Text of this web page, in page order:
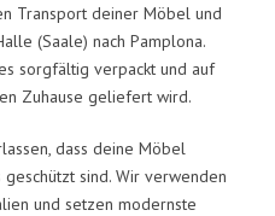
Transport deiner Möbel und
(Saale) nach Pamplona.
sorgfältig verpackt und auf
Zuhause geliefert wird.
dass deine Möbel
sind. Wir verwenden
und setzen modernste